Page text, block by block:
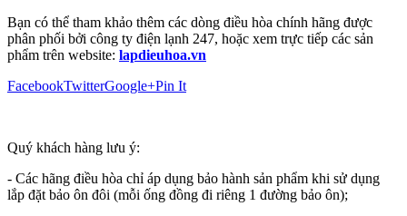
Bạn có thể tham khảo thêm các dòng điều hòa chính hãng được
phân phối bởi công ty điện lạnh 247, hoặc xem trực tiếp các sản
phẩm trên website: lapdieuhoa.vn
FacebookTwitterGoogle+Pin It
Quý khách hàng lưu ý:
- Các hãng điều hòa chỉ áp dụng bảo hành sản phẩm khi sử dụng
lắp đặt bảo ôn đôi (mỗi ống đồng đi riêng 1 đường bảo ôn);